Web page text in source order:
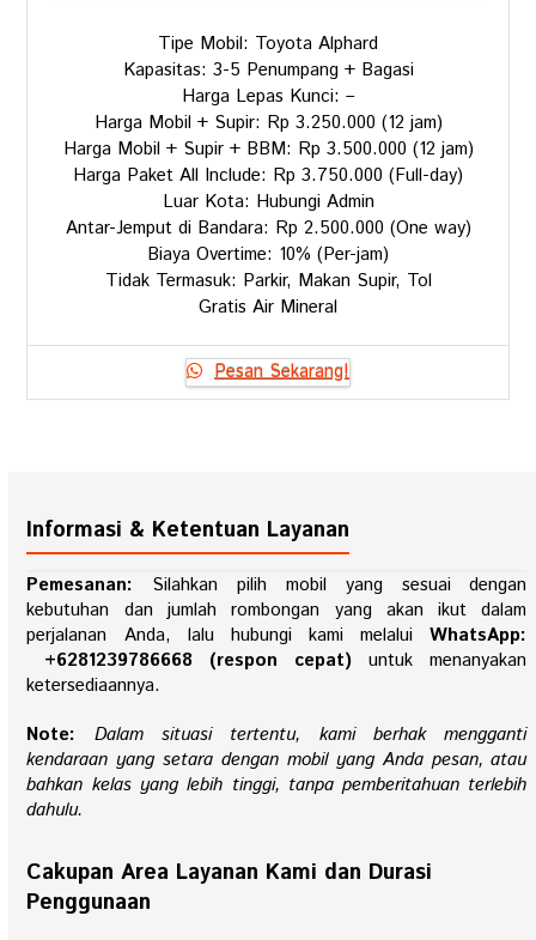
Tipe Mobil: Toyota Alphard
Kapasitas: 3-5 Penumpang + Bagasi
Harga Lepas Kunci: –
Harga Mobil + Supir: Rp 3.250.000 (12 jam)
Harga Mobil + Supir + BBM: Rp 3.500.000 (12 jam)
Harga Paket All Include: Rp 3.750.000 (Full-day)
Luar Kota: Hubungi Admin
Antar-Jemput di Bandara: Rp 2.500.000 (One way)
Biaya Overtime: 10% (Per-jam)
Tidak Termasuk: Parkir, Makan Supir, Tol
Gratis Air Mineral
Pesan Sekarang!
Informasi & Ketentuan Layanan
Pemesanan: Silahkan pilih mobil yang sesuai dengan
kebutuhan dan jumlah rombongan yang akan ikut dalam
perjalanan Anda, lalu hubungi kami melaluiWhatsApp:
+6281239786668 (respon cepat) untuk menanyakan
ketersediaannya.
Note:
Dalam situasi tertentu, kami berhak mengganti
kendaraan yang setara dengan mobil yang Anda pesan, atau
bahkan kelas yang lebih tinggi, tanpa pemberitahuan terlebih
dahulu.
Cakupan Area Layanan Kami dan Durasi
Penggunaan